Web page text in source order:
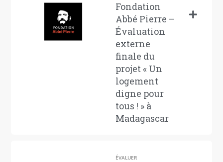
Fondation
Abbé Pierre –
Évaluation
externe
finale du
projet « Un
logement
digne pour
tous ! » à
Madagascar
ÉVALUER